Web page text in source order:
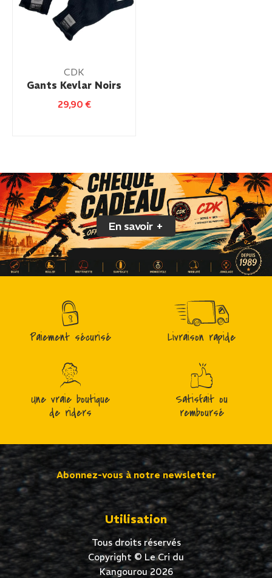
CDK
Gants Kevlar Noirs
29,90€
En savoir +
Paiement sécurisé Livraison rapide
Une vraie boutique
de riders
Satisfait ou
remboursé
Abonnez-vous à notre newsletter
Utilisation
Tous droits réservés
Copyright © Le Cri du
Kangourou 2026